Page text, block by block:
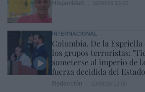
INTERNACIONAL
Colombia. De la
los grupos terroristas:
someterse al imperio de
fuerza decidida del